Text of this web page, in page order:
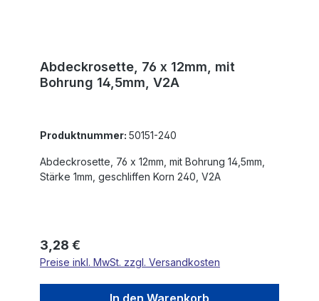
Abdeckrosette, 76 x 12mm, mit
Bohrung 14,5mm, V2A
Produktnummer: 50151-240
Abdeckrosette, 76 x 12mm, mit Bohrung 14,5mm,
Stärke 1mm, geschliffen Korn 240, V2A
Regulärer Preis:
3,28 €
Preise inkl. MwSt. zzgl. Versandkosten
In den Warenkorb